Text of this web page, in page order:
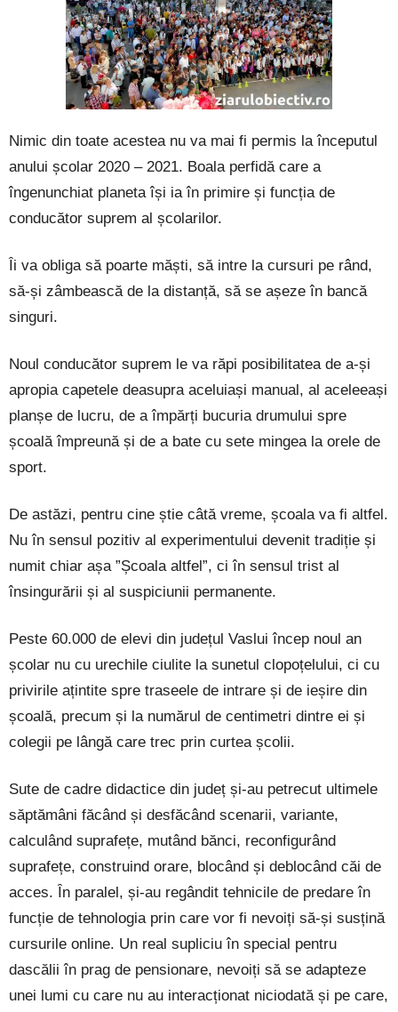
Nimic din toate acestea nu va mai fi permis la începutul
anului școlar 2020 – 2021. Boala perfidă care a
îngenunchiat planeta își ia în primire și funcția de
conducător suprem al școlarilor.
Îi va obliga să poarte măști, să intre la cursuri pe rând,
să-și zâmbească de la distanță, să se așeze în bancă
singuri.
Noul conducător suprem le va răpi posibilitatea de a-și
apropia capetele deasupra aceluiași manual, al aceleeași
planșe de lucru, de a împărți bucuria drumului spre
școală împreună și de a bate cu sete mingea la orele de
sport.
De astăzi, pentru cine știe câtă vreme, școala va fi altfel.
Nu în sensul pozitiv al experimentului devenit tradiție și
numit chiar așa ”Școala altfel”, ci în sensul trist al
însingurării și al suspiciunii permanente.
Peste 60.000 de elevi din județul Vaslui încep noul an
școlar nu cu urechile ciulite la sunetul clopoțelului, ci cu
privirile ațintite spre traseele de intrare și de ieșire din
școală, precum și la numărul de centimetri dintre ei și
colegii pe lângă care trec prin curtea școlii.
Sute de cadre didactice din județ și-au petrecut ultimele
săptămâni făcând și desfăcând scenarii, variante,
calculând suprafețe, mutând bănci, reconfigurând
suprafețe, construind orare, blocând și deblocând căi de
acces. În paralel, și-au regândit tehnicile de predare în
funcție de tehnologia prin care vor fi nevoiți să-și susțină
cursurile online. Un real supliciu în special pentru
dascălii în prag de pensionare, nevoiți să se adapteze
unei lumi cu care nu au interacționat niciodată și pe care,